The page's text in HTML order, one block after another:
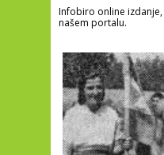
Infobiro online
našem portalu.